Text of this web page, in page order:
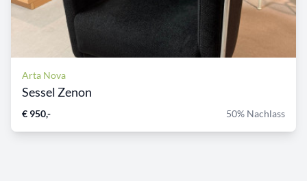
Arta Nova
Sessel Zenon
€ 950,- 50% Nachlass